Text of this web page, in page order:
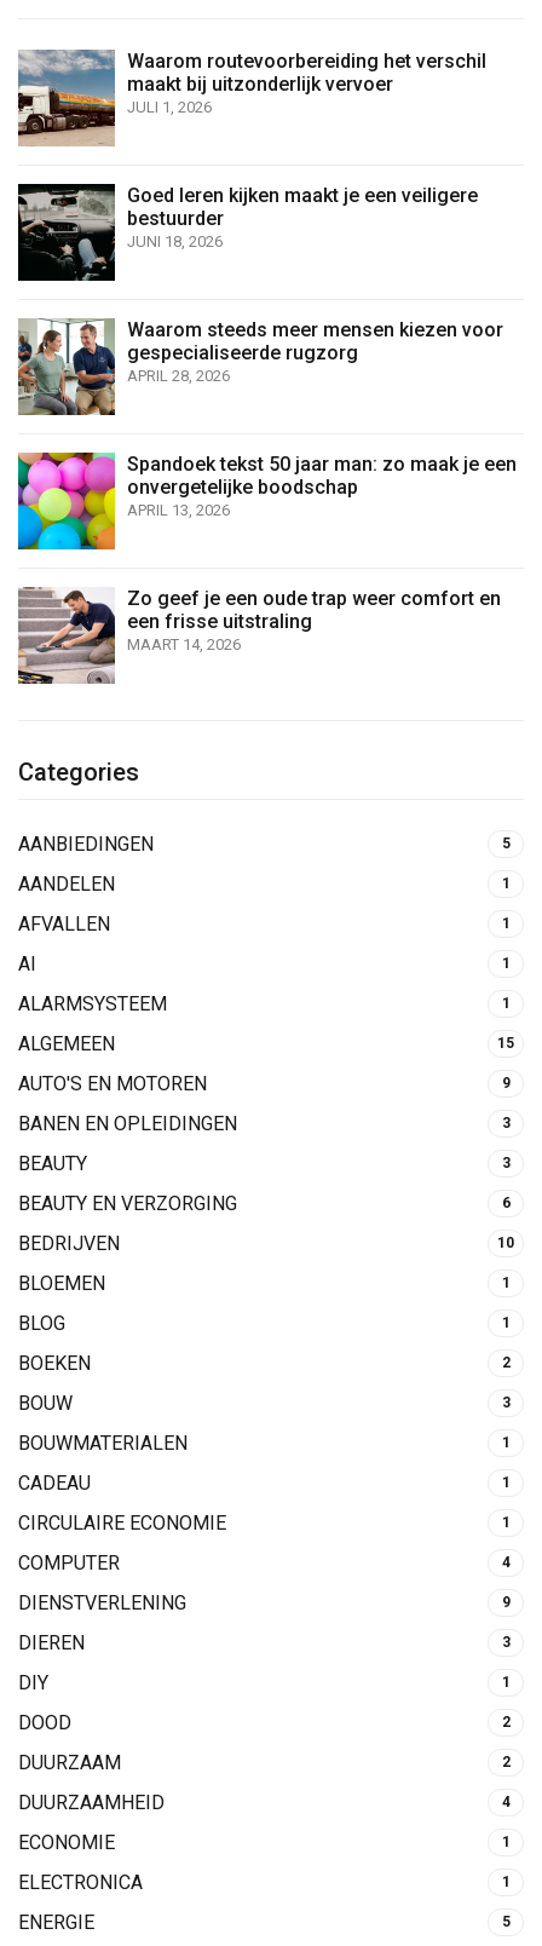
Waarom routevoorbereiding het verschil
maakt bij uitzonderlijk vervoer
JULI 1, 2026
Goed leren kijken maakt je een veiligere
bestuurder
JUNI 18, 2026
Waarom steeds meer mensen kiezen voor
gespecialiseerde rugzorg
APRIL 28, 2026
Spandoek tekst 50 jaar man: zo maak je een
onvergetelijke boodschap
APRIL 13, 2026
Zo geef je een oude trap weer comfort en
een frisse uitstraling
MAART 14, 2026
Categories
AANBIEDINGEN 5
AANDELEN 1
AFVALLEN 1
AI 1
ALARMSYSTEEM 1
ALGEMEEN 15
AUTO'S EN MOTOREN 9
BANEN EN OPLEIDINGEN 3
BEAUTY 3
BEAUTY EN VERZORGING 6
BEDRIJVEN 10
BLOEMEN 1
BLOG 1
BOEKEN 2
BOUW 3
BOUWMATERIALEN 1
CADEAU 1
CIRCULAIRE ECONOMIE 1
COMPUTER 4
DIENSTVERLENING 9
DIEREN 3
DIY 1
DOOD 2
DUURZAAM 2
DUURZAAMHEID 4
ECONOMIE 1
ELECTRONICA 1
ENERGIE 5